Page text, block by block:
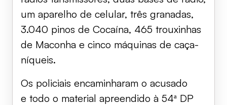
um aparelho de celular, três granadas,
3.040 pinos de Cocaína, 465 trouxinhas
de Maconha e cinco máquinas de caça-
níqueis.
Os policiais encaminharam o acusado
e todo o material apreendido à 54ª DP